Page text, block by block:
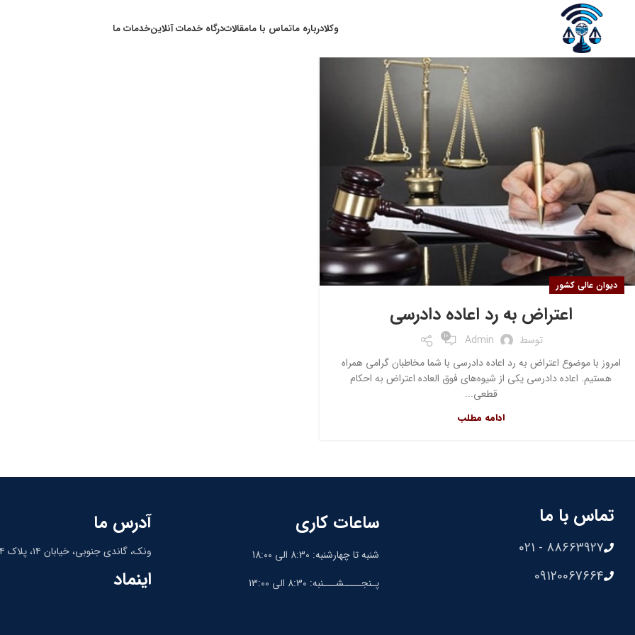
وکلادرباره ماتماس با مامقالاتدرگاه خدمات آنلاینخدمات ما
دیوان عالی کشور
اعتراض به رد اعاده دادرسی
توسط Admin
10
امروز با موضوع اعتراض به رد اعاده دادرسی با شما مخاطبان گرامی همراه
هستیم. اعاده دادرسی یکی از شیوه‌های فوق العاده اعتراض به احکام
قطعی...
ادامه مطلب
تماس با ما
88663927 - 021
09120067664
ساعات کاری
شنبه تا چهارشنبه: 8:30 الی 18:00
پـنجــــشـــنبه: 8:30 الی 13:00
آدرس ما
ونک، گاندی جنوبی، خیابان ۱۴، پلاک ۱۴، واحد ۹
اینماد